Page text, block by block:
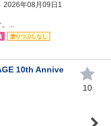
2026年08月09日1
...
塗りつぶしなし
10th Annive
10